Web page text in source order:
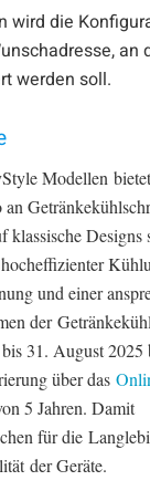
wird die
an
werden soll.
Modellen
an
klassische Designs
und einer
der
31. August 2025
über das
5 Jahren. Damit
für die
der Geräte.